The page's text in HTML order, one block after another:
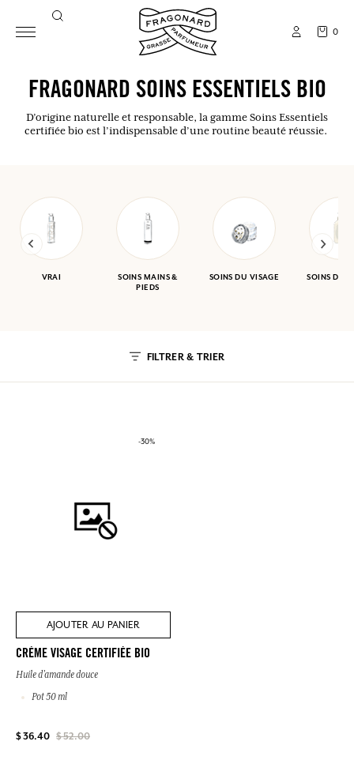
0
FRAGONARD SOINS ESSENTIELS BIO
D’origine naturelle et responsable, la gamme Soins Essentiels
certifiée bio est l’indispensable d’une routine beauté réussie.
VRAI
SOINS MAINS &
PIEDS
SOINS DU VISAGE SOINS DU
FILTRER & TRIER
-30%
AJOUTER AU PANIER
CRÈME VISAGE CERTIFIÉE BIO
Huile d’amande douce
Pot 50 ml
$ 36.40 $ 52.00